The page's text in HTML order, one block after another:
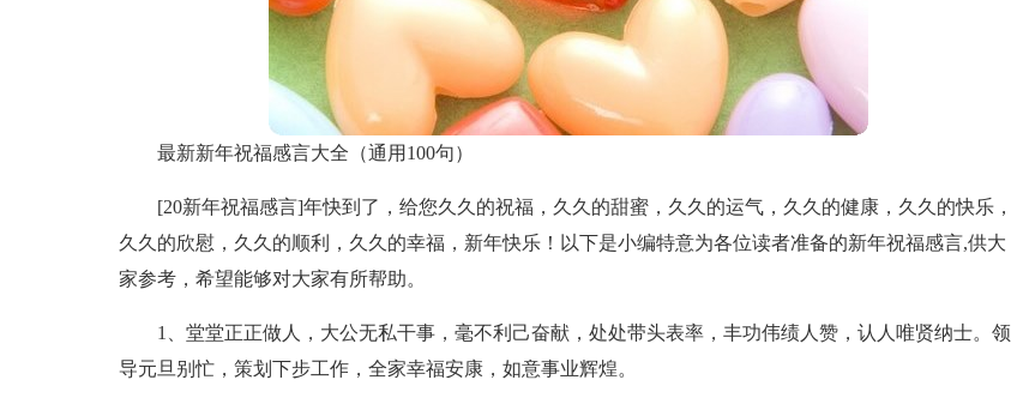
最新新年祝福感言大全（通用100句）
[20新年祝福感言]年快到了，给您久久的祝福，久久的甜蜜，久久的运气，久久的健康，久久的快乐，
久久的欣慰，久久的顺利，久久的幸福，新年快乐！以下是小编特意为各位读者准备的新年祝福感言,供大
家参考，希望能够对大家有所帮助。
1、堂堂正正做人，大公无私干事，毫不利己奋献，处处带头表率，丰功伟绩人赞，认人唯贤纳士。领
导元旦别忙，策划下步工作，全家幸福安康，如意事业辉煌。